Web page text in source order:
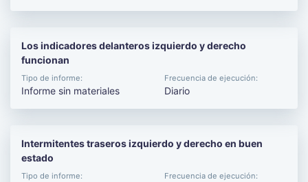
Los indicadores delanteros izquierdo y derecho
funcionan
Tipo de informe:
Informe sin materiales
Frecuencia de ejecución:
Diario
Intermitentes traseros izquierdo y derecho en buen
estado
Tipo de informe: Frecuencia de ejecución: